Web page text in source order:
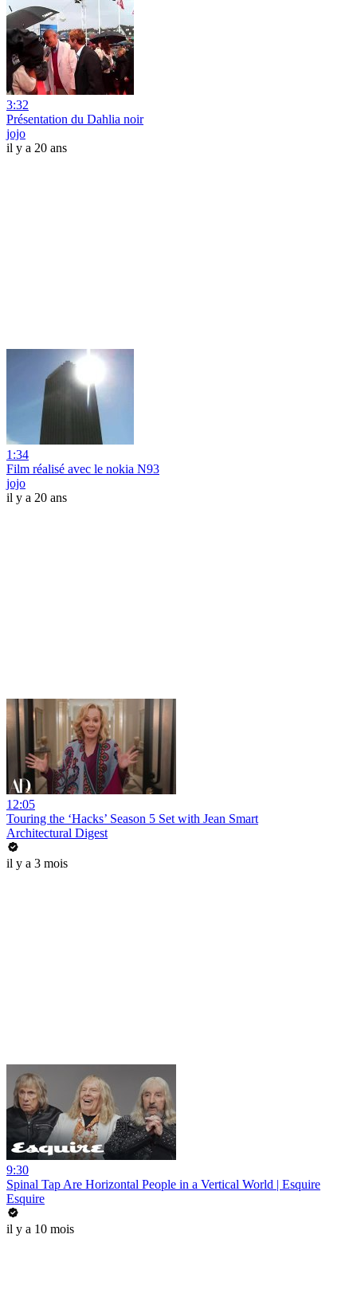
3:32
Présentation du Dahlia noir
jojo
il y a 20 ans
1:34
Film réalisé avec le nokia N93
jojo
il y a 20 ans
12:05
Touring the ‘Hacks’ Season 5 Set with Jean Smart
Architectural Digest
il y a 3 mois
9:30
Spinal Tap Are Horizontal People in a Vertical World | Esquire
Esquire
il y a 10 mois